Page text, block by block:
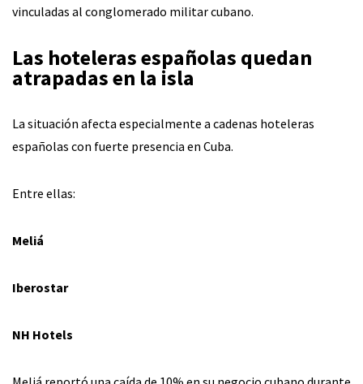
vinculadas al conglomerado militar cubano.
Las hoteleras españolas quedan
atrapadas en la isla
La situación afecta especialmente a cadenas hoteleras
españolas con fuerte presencia en Cuba.
Entre ellas:
Meliá
Iberostar
NH Hotels